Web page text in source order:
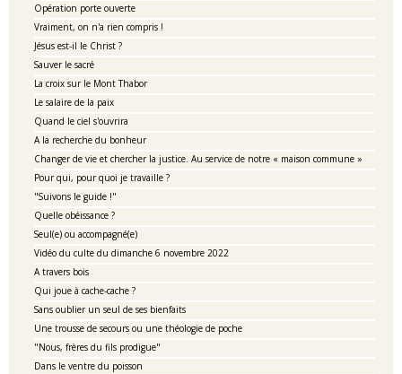
Opération porte ouverte
Vraiment, on n'a rien compris !
Jésus est-il le Christ ?
Sauver le sacré
La croix sur le Mont Thabor
Le salaire de la paix
Quand le ciel s'ouvrira
A la recherche du bonheur
Changer de vie et chercher la justice. Au service de notre « maison commune »
Pour qui, pour quoi je travaille ?
"Suivons le guide !"
Quelle obéissance ?
Seul(e) ou accompagné(e)
Vidéo du culte du dimanche 6 novembre 2022
A travers bois
Qui joue à cache-cache ?
Sans oublier un seul de ses bienfaits
Une trousse de secours ou une théologie de poche
"Nous, frères du fils prodigue"
Dans le ventre du poisson